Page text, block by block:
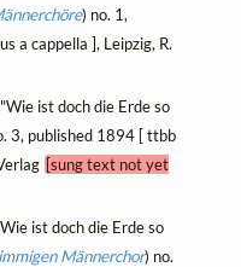
) no. 1,
a cappella ], Leipzig, R.
ist doch die Erde so
3, published 1894 [ ttbb
[sung text not yet
ist doch die Erde so
Männerchor) no.